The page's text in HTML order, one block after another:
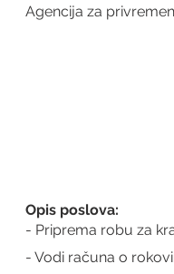
Agencija za
Opis poslova:
- Priprema robu za
- Vodi računa o